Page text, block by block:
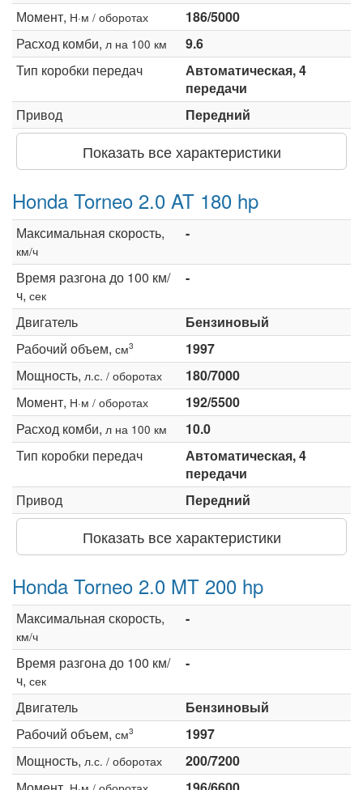
Момент, Н·м / оборотах
186/5000
Расход комби, л на 100 км
9.6
Тип коробки передач
Автоматическая, 4
передачи
Привод
Передний
Показать все характеристики
Honda Torneo 2.0 AT 180 hp
Максимальная скорость,
км/ч
-
Время разгона до 100 км/
ч, сек
-
Двигатель
Бензиновый
Рабочий объем, см3
1997
Мощность, л.с. / оборотах
180/7000
Момент, Н·м / оборотах
192/5500
Расход комби, л на 100 км
10.0
Тип коробки передач
Автоматическая, 4
передачи
Привод
Передний
Показать все характеристики
Honda Torneo 2.0 MT 200 hp
Максимальная скорость,
км/ч
-
Время разгона до 100 км/
ч, сек
-
Двигатель
Бензиновый
Рабочий объем, см3
1997
Мощность, л.с. / оборотах
200/7200